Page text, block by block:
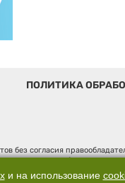
ПОЛИТИКА
без согласия
коммуникаций
ул. Бориса Ельцина,
и на использование